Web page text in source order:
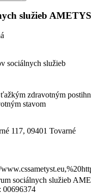
služieb
sociálnych služieb
zdravotným
stavom
117, 09401 Tovarné
sociálnych služieb
00696374